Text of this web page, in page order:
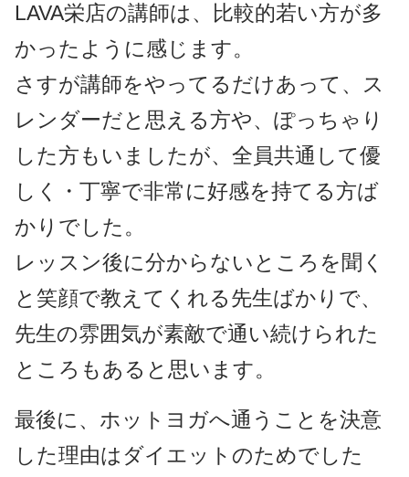
LAVA栄店の講師は、比較的若い方が多
かったように感じます。
さすが講師をやってるだけあって、ス
レンダーだと思える方や、ぽっちゃり
した方もいましたが、全員共通して優
しく・丁寧で非常に好感を持てる方ば
かりでした。
レッスン後に分からないところを聞く
と笑顔で教えてくれる先生ばかりで、
先生の雰囲気が素敵で通い続けられた
ところもあると思います。
最後に、ホットヨガへ通うことを決意
した理由はダイエットのためでした